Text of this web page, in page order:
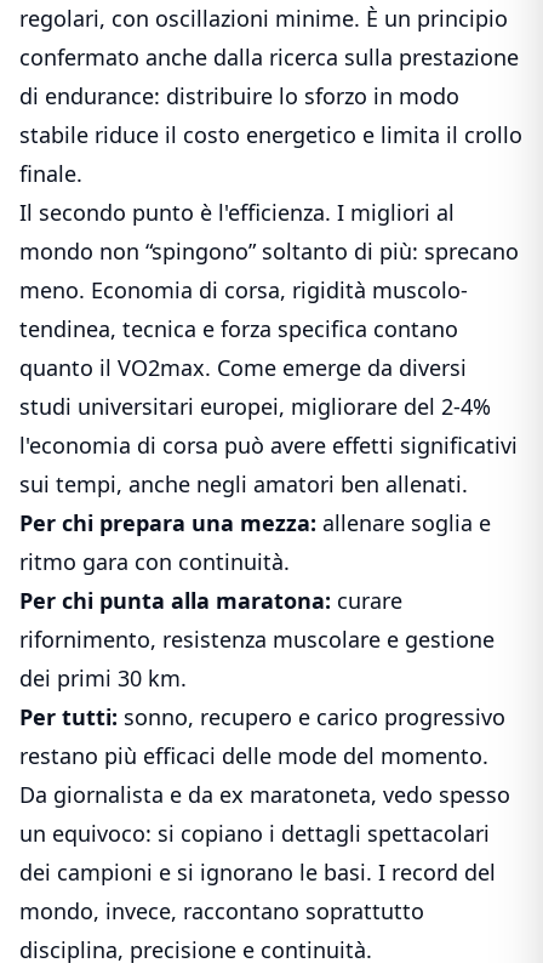
regolari, con oscillazioni minime. È un principio
confermato anche dalla ricerca sulla prestazione
di endurance: distribuire lo sforzo in modo
stabile riduce il costo energetico e limita il crollo
finale.
Il secondo punto è l'efficienza. I migliori al
mondo non “spingono” soltanto di più: sprecano
meno. Economia di corsa, rigidità muscolo-
tendinea, tecnica e forza specifica contano
quanto il VO2max. Come emerge da diversi
studi universitari europei, migliorare del 2-4%
l'economia di corsa può avere effetti significativi
sui tempi, anche negli amatori ben allenati.
Per chi prepara una mezza: allenare soglia e
ritmo gara con continuità.
Per chi punta alla maratona: curare
rifornimento, resistenza muscolare e gestione
dei primi 30 km.
Per tutti: sonno, recupero e carico progressivo
restano più efficaci delle mode del momento.
Da giornalista e da ex maratoneta, vedo spesso
un equivoco: si copiano i dettagli spettacolari
dei campioni e si ignorano le basi. I record del
mondo, invece, raccontano soprattutto
disciplina, precisione e continuità.